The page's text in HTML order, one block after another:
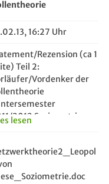
16:27 Uhr
Rezension (ca 1
Teil 2:
Vordenker der
2012 Soziometrie:
Quelle: von
Leopold (1948/49):
Kölner
lesen